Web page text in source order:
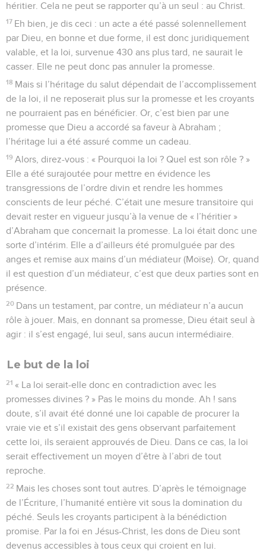
héritier. Cela ne peut se rapporter qu’à un seul : au Christ.
17 Eh bien, je dis ceci : un acte a été passé solennellement
par Dieu, en bonne et due forme, il est donc juridiquement
valable, et la loi, survenue 430 ans plus tard, ne saurait le
casser. Elle ne peut donc pas annuler la promesse.
18 Mais si l’héritage du salut dépendait de l’accomplissement
de la loi, il ne reposerait plus sur la promesse et les croyants
ne pourraient pas en bénéficier. Or, c’est bien par une
promesse que Dieu a accordé sa faveur à Abraham ;
l’héritage lui a été assuré comme un cadeau.
19 Alors, direz-vous : « Pourquoi la loi ? Quel est son rôle ? »
Elle a été surajoutée pour mettre en évidence les
transgressions de l’ordre divin et rendre les hommes
conscients de leur péché. C’était une mesure transitoire qui
devait rester en vigueur jusqu’à la venue de « l’héritier »
d’Abraham que concernait la promesse. La loi était donc une
sorte d’intérim. Elle a d’ailleurs été promulguée par des
anges et remise aux mains d’un médiateur (Moïse). Or, quand
il est question d’un médiateur, c’est que deux parties sont en
présence.
20 Dans un testament, par contre, un médiateur n’a aucun
rôle à jouer. Mais, en donnant sa promesse, Dieu était seul à
agir : il s’est engagé, lui seul, sans aucun intermédiaire.
Le but de la loi
21 « La loi serait-elle donc en contradiction avec les
promesses divines ? » Pas le moins du monde. Ah ! sans
doute, s’il avait été donné une loi capable de procurer la
vraie vie et s’il existait des gens observant parfaitement
cette loi, ils seraient approuvés de Dieu. Dans ce cas, la loi
serait effectivement un moyen d’être à l’abri de tout
reproche.
22 Mais les choses sont tout autres. D’après le témoignage
de l’Écriture, l’humanité entière vit sous la domination du
péché. Seuls les croyants participent à la bénédiction
promise. Par la foi en Jésus-Christ, les dons de Dieu sont
devenus accessibles à tous ceux qui croient en lui.